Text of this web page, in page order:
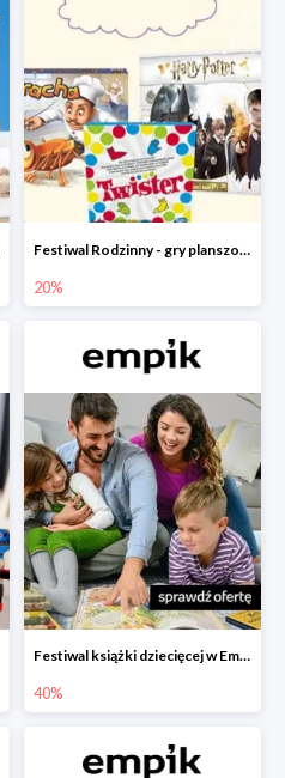
Festiwal Rodzinny - gry planszowe w Empiku do -20%
20%
Festiwal książki dziecięcej w Empiku do -40%
40%